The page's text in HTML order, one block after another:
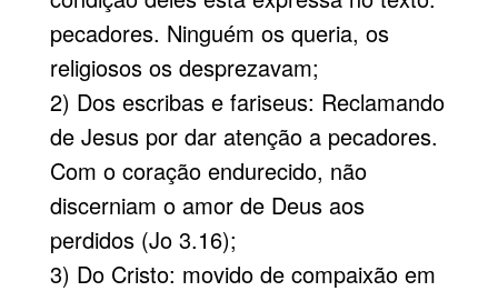
pecadores. Ninguém os queria, os
religiosos os desprezavam;
2) Dos escribas e fariseus: Reclamando
de Jesus por dar atenção a pecadores.
Com o coração endurecido, não
discerniam o amor de Deus aos
perdidos (Jo 3.16);
3) Do Cristo: movido de compaixão em